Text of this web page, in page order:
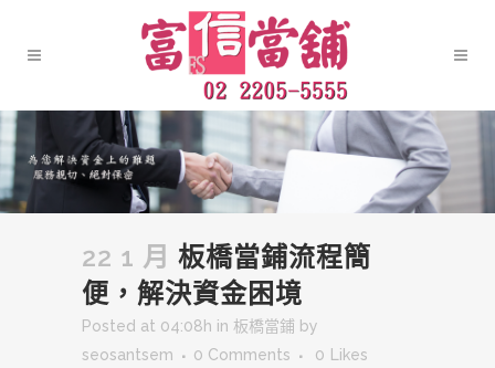
22 1 月 板橋當鋪流程簡
便，解決資金困境
Posted at 04:08h in 板橋當鋪 by
seosantsem
0 Comments 0 Likes